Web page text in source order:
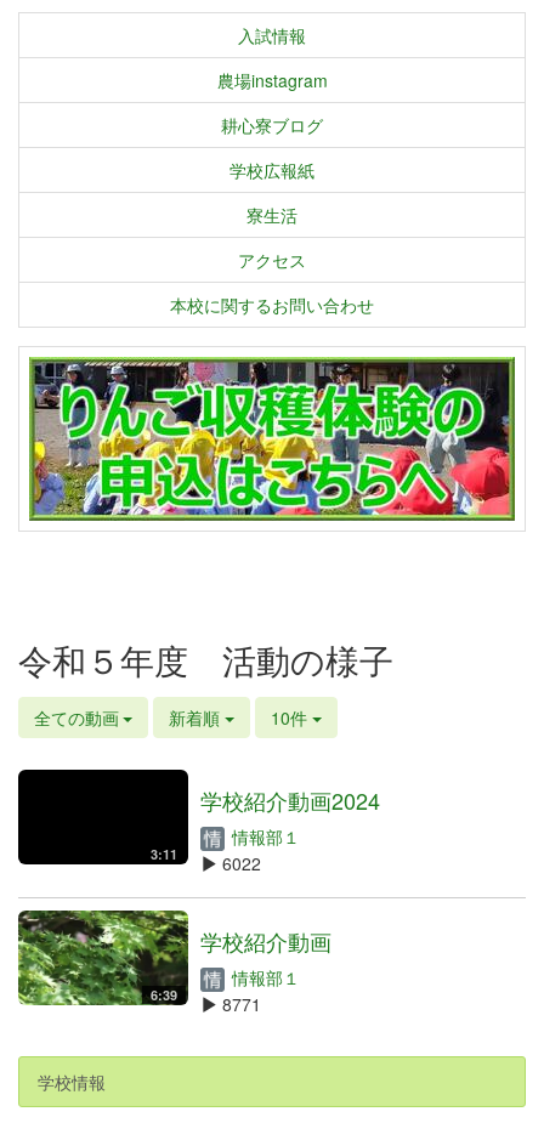
入試情報
農場instagram
耕心寮ブログ
学校広報紙
寮生活
アクセス
本校に関するお問い合わせ
令和５年度 活動の様子
全ての動画 新着順 10件
3:11
学校紹介動画2024
情報部１
6022
6:39
学校紹介動画
情報部１
8771
学校情報